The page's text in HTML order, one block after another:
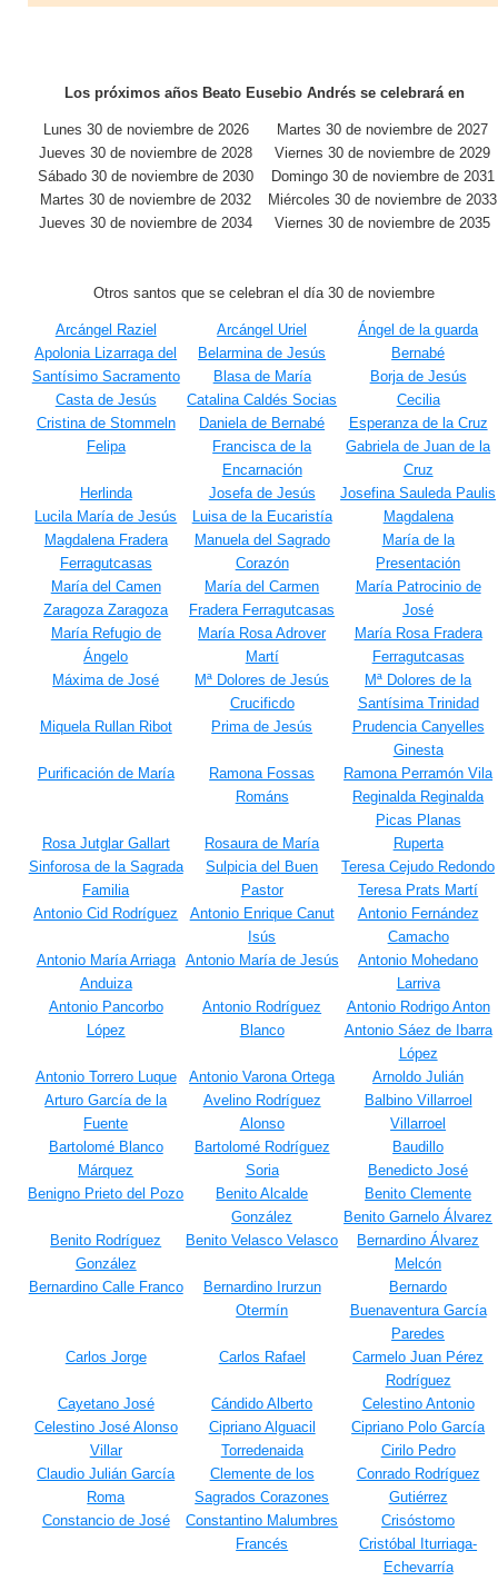
Los próximos años Beato Eusebio Andrés se celebrará en
Lunes 30 de noviembre de 2026
Martes 30 de noviembre de 2027
Jueves 30 de noviembre de 2028
Viernes 30 de noviembre de 2029
Sábado 30 de noviembre de 2030
Domingo 30 de noviembre de 2031
Martes 30 de noviembre de 2032
Miércoles 30 de noviembre de 2033
Jueves 30 de noviembre de 2034
Viernes 30 de noviembre de 2035
Otros santos que se celebran el día 30 de noviembre
Arcángel Raziel Arcángel Uriel
Ángel de la guarda
Apolonia Lizarraga del
Santísimo Sacramento
Belarmina de Jesús
Bernabé
Blasa de María
Borja de Jesús
Casta de Jesús
Catalina Caldés Socias
Cecilia
Cristina de Stommeln
Daniela de Bernabé
Esperanza de la Cruz
Felipa
Francisca de la
Encarnación
Gabriela de Juan de la
Cruz
Herlinda
Josefa de Jesús
Josefina Sauleda Paulis
Lucila María de Jesús
Luisa de la Eucaristía
Magdalena
Magdalena Fradera
Ferragutcasas
Manuela del Sagrado
Corazón
María de la
Presentación
María del Camen
Zaragoza Zaragoza
María del Carmen
Fradera Ferragutcasas
María Patrocinio de
José
María Refugio de
Ángelo
María Rosa Adrover
Martí
María Rosa Fradera
Ferragutcasas
Máxima de José
Mª Dolores de Jesús
Crucificdo
Mª Dolores de la
Santísima Trinidad
Miquela Rullan Ribot
Prima de Jesús
Prudencia Canyelles
Ginesta
Purificación de María
Ramona Fossas
Románs
Ramona Perramón Vila
Reginalda Reginalda
Picas Planas
Rosa Jutglar Gallart
Rosaura de María
Ruperta
Sinforosa de la Sagrada
Familia
Sulpicia del Buen
Pastor
Teresa Cejudo Redondo
Teresa Prats Martí
Antonio Cid Rodríguez
Antonio Enrique Canut
Isús
Antonio Fernández
Camacho
Antonio María Arriaga
Anduiza
Antonio María de Jesús
Antonio Mohedano
Larriva
Antonio Pancorbo
López
Antonio Rodríguez
Blanco
Antonio Rodrigo Anton
Antonio Sáez de Ibarra
López
Antonio Torrero Luque
Antonio Varona Ortega
Arnoldo Julián
Arturo García de la
Fuente
Avelino Rodríguez
Alonso
Balbino Villarroel
Villarroel
Bartolomé Blanco
Márquez
Bartolomé Rodríguez
Soria
Baudillo
Benedicto José
Benigno Prieto del Pozo
Benito Alcalde
González
Benito Clemente
Benito Garnelo Álvarez
Benito Rodríguez
González
Benito Velasco Velasco
Bernardino Álvarez
Melcón
Bernardino Calle Franco
Bernardino Irurzun
Otermín
Bernardo
Buenaventura García
Paredes
Carlos Jorge
Carlos Rafael
Carmelo Juan Pérez
Rodríguez
Cayetano José
Cándido Alberto
Celestino Antonio
Celestino José Alonso
Villar
Cipriano Alguacil
Torredenaida
Cipriano Polo García
Cirilo Pedro
Claudio Julián García
Roma
Clemente de los
Sagrados Corazones
Conrado Rodríguez
Gutiérrez
Constancio de José
Constantino Malumbres
Francés
Crisóstomo
Cristóbal Iturriaga-
Echevarría